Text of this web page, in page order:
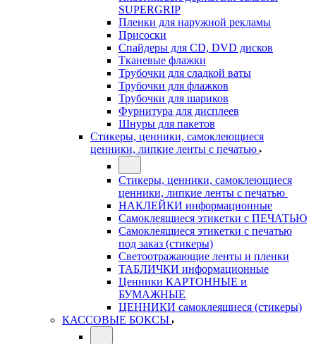
SUPERGRIP
Пленки для наружной рекламы
Присоски
Спайдеры для CD, DVD дисков
Тканевые флажки
Трубочки для сладкой ваты
Трубочки для флажков
Трубочки для шариков
Фурнитура для дисплеев
Шнуры для пакетов
Стикеры, ценники, самоклеющиеся
ценники, липкие ленты с печатью
Стикеры, ценники, самоклеющиеся
ценники, липкие ленты с печатью
НАКЛЕЙКИ информационные
Самоклеящиеся этикетки с ПЕЧАТЬЮ
Самоклеящиеся этикетки с печатью
под заказ (стикеры)
Светоотражающие ленты и пленки
ТАБЛИЧКИ информационные
Ценники КАРТОННЫЕ и
БУМАЖНЫЕ
ЦЕННИКИ самоклеящиеся (стикеры)
КАССОВЫЕ БОКСЫ